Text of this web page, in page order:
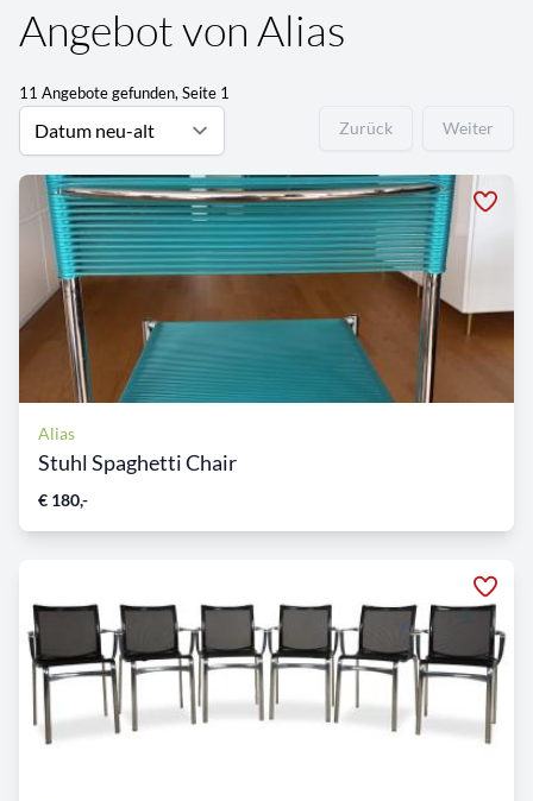
Angebot von Alias
11 Angebote gefunden, Seite 1
Zurück Weiter
Alias
Stuhl Spaghetti Chair
€ 180,-